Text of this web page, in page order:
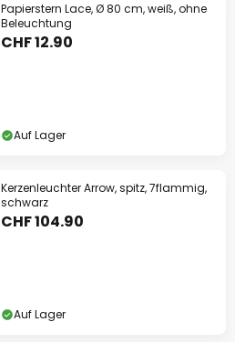
Papierstern Lace, Ø 80 cm, weiß, ohne
Beleuchtung
CHF 12.90
Auf Lager
Kerzenleuchter Arrow, spitz, 7flammig,
schwarz
CHF 104.90
Auf Lager